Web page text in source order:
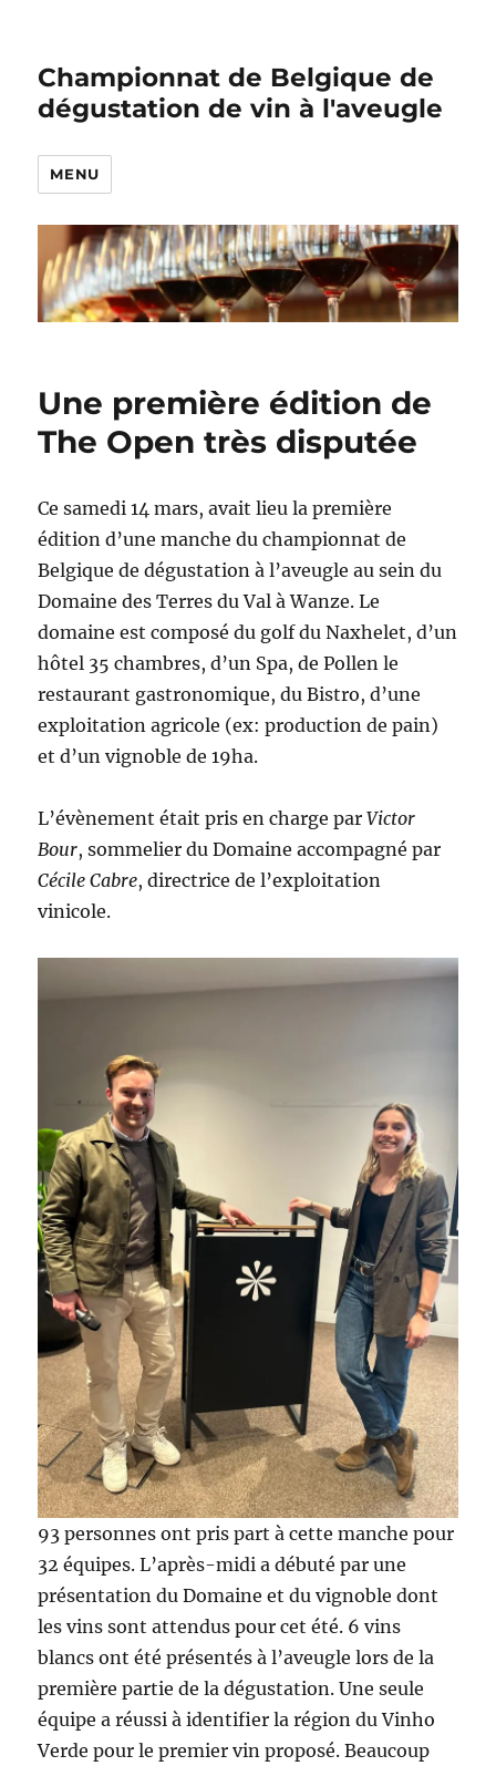
Championnat de Belgique de
dégustation de vin à l'aveugle
MENU
Une première édition de
The Open très disputée
Ce samedi 14 mars, avait lieu la première
édition d’une manche du championnat de
Belgique de dégustation à l’aveugle au sein du
Domaine des Terres du Val à Wanze. Le
domaine est composé du golf du Naxhelet, d’un
hôtel 35 chambres, d’un Spa, de Pollen le
restaurant gastronomique, du Bistro, d’une
exploitation agricole (ex: production de pain)
et d’un vignoble de 19ha.
L’évènement était pris en charge parVictor
Bour, sommelier du Domaine accompagné par
Cécile Cabre, directrice de l’exploitation
vinicole.
93 personnes ont pris part à cette manche pour
32 équipes. L’après-midi a débuté par une
présentation du Domaine et du vignoble dont
les vins sont attendus pour cet été. 6 vins
blancs ont été présentés à l’aveugle lors de la
première partie de la dégustation. Une seule
équipe a réussi à identifier la région du Vinho
Verde pour le premier vin proposé. Beaucoup